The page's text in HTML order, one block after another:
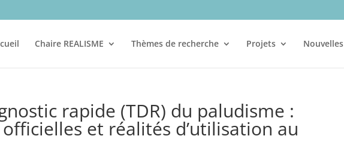
Chaire REALISME Thèmes de recherche Projets Nouvelles
rapide (TDR) du paludisme :
et réalités d’utilisation au